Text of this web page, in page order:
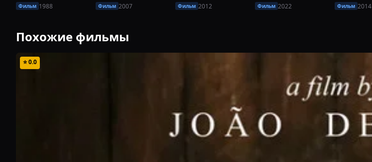
Фильм 1988 Фильм 2007 Фильм 2012 Фильм 2022 Фильм 2014
Похожие фильмы
⭐0.0